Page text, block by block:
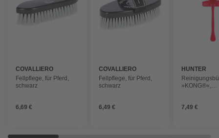
COVALLIERO
Fellpflege, für Pferd,
schwarz
6,69 €
COVALLIERO
Fellpflege, für Pferd,
schwarz
6,49 €
HUNTER
»KONG®«,
7,49 €